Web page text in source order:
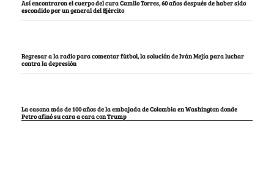
Así encontraron el cuerpo del cura Camilo Torres, 60 años después de haber sido
escondido por un general del Ejército
Regresar a la radio para comentar fútbol, la solución de Iván Mejía para luchar
contra la depresión
La casona más de 100 años de la embajada de Colombia en Washington donde
Petro afinó su cara a cara con Trump